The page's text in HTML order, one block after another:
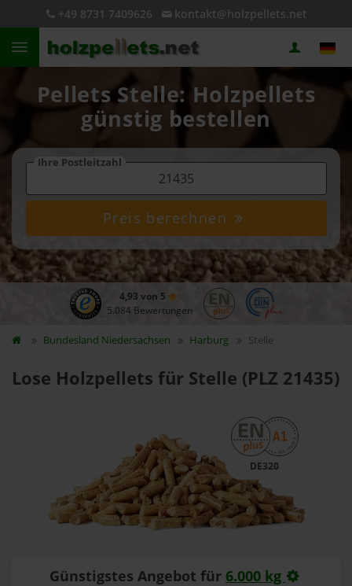
+49 8731 7409626 kontakt@holzpellets.net
Pellets Stelle: Holzpellets
günstig bestellen
Ihre Postleitzahl
Preis berechnen
4,93 von 5
5.084 Bewertungen
Bundesland Niedersachsen Harburg Stelle
Lose Holzpellets für Stelle (PLZ 21435)
DE320
Günstigstes Angebot für 6.000 kg